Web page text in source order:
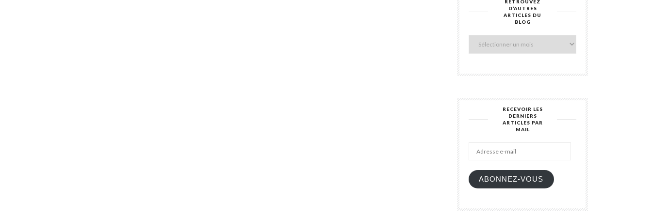
RETROUVEZ
D’AUTRES
ARTICLES DU
BLOG
Retrouvez
d’autres
articles
blog
RECEVOIR LES
DERNIERS
ARTICLES PAR
MAIL
Adresse
mail
ABONNEZ-VOUS